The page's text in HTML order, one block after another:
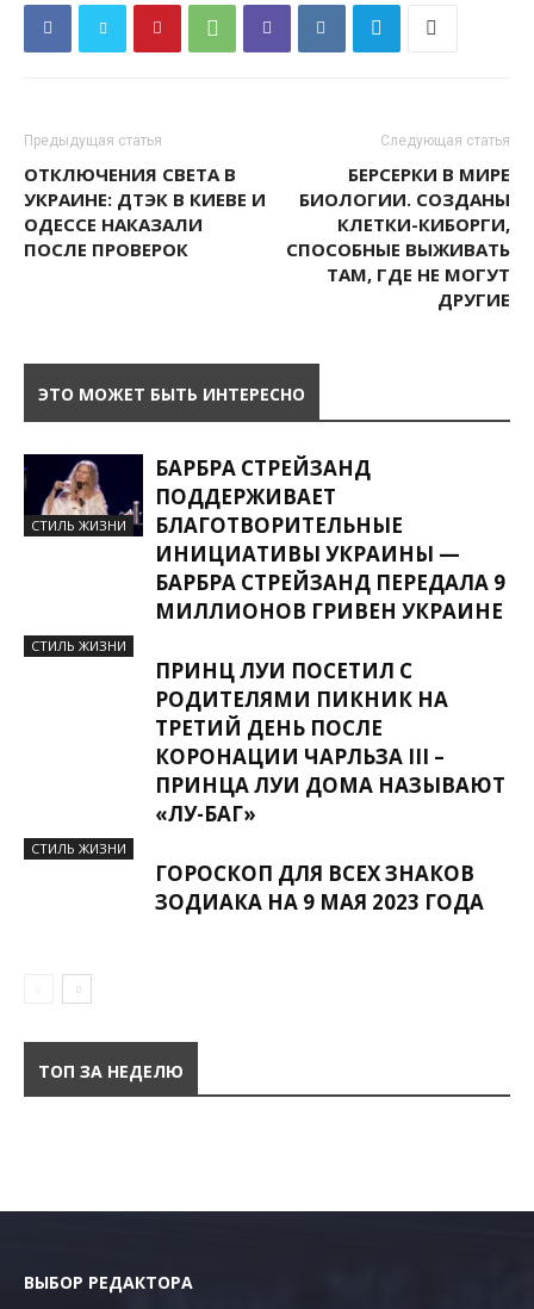
Предыдущая статья
ОТКЛЮЧЕНИЯ СВЕТА В
УКРАИНЕ: ДТЭК В КИЕВЕ И
ОДЕССЕ НАКАЗАЛИ
ПОСЛЕ ПРОВЕРОК
Следующая статья
БЕРСЕРКИ В МИРЕ
БИОЛОГИИ. СОЗДАНЫ
КЛЕТКИ-КИБОРГИ,
СПОСОБНЫЕ ВЫЖИВАТЬ
ТАМ, ГДЕ НЕ МОГУТ
ДРУГИЕ
ЭТО МОЖЕТ БЫТЬ ИНТЕРЕСНО
СТИЛЬ ЖИЗНИ
БАРБРА СТРЕЙЗАНД
ПОДДЕРЖИВАЕТ
БЛАГОТВОРИТЕЛЬНЫЕ
ИНИЦИАТИВЫ УКРАИНЫ —
БАРБРА СТРЕЙЗАНД ПЕРЕДАЛА 9
МИЛЛИОНОВ ГРИВЕН УКРАИНЕ
СТИЛЬ ЖИЗНИ
ПРИНЦ ЛУИ ПОСЕТИЛ С
РОДИТЕЛЯМИ ПИКНИК НА
ТРЕТИЙ ДЕНЬ ПОСЛЕ
КОРОНАЦИИ ЧАРЛЬЗА ІІІ –
ПРИНЦА ЛУИ ДОМА НАЗЫВАЮТ
«ЛУ-БАГ»
СТИЛЬ ЖИЗНИ
ГОРОСКОП ДЛЯ ВСЕХ ЗНАКОВ
ЗОДИАКА НА 9 МАЯ 2023 ГОДА
ТОП ЗА НЕДЕЛЮ
ВЫБОР РЕДАКТОРА